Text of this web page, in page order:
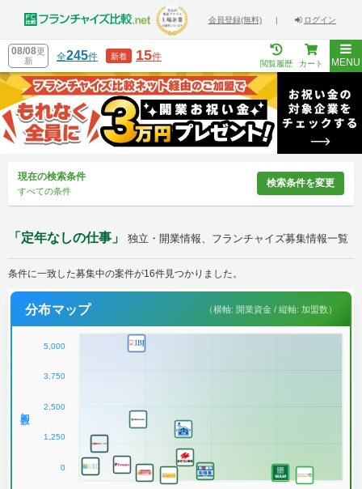
会員登録(無料) | ログイン
08/08更
新
全245件 新着 15件
閲覧履歴 カート MENU
現在の検索条件
すべての条件
検索条件を変更
「定年なしの仕事」 独立・開業情報、フランチャイズ募集情報一覧
条件に一致した募集中の案件が16件見つかりました。
分布マップ （横軸: 開業資金 / 縦軸: 加盟数）
5,000
3,750
2,500
1,250
0